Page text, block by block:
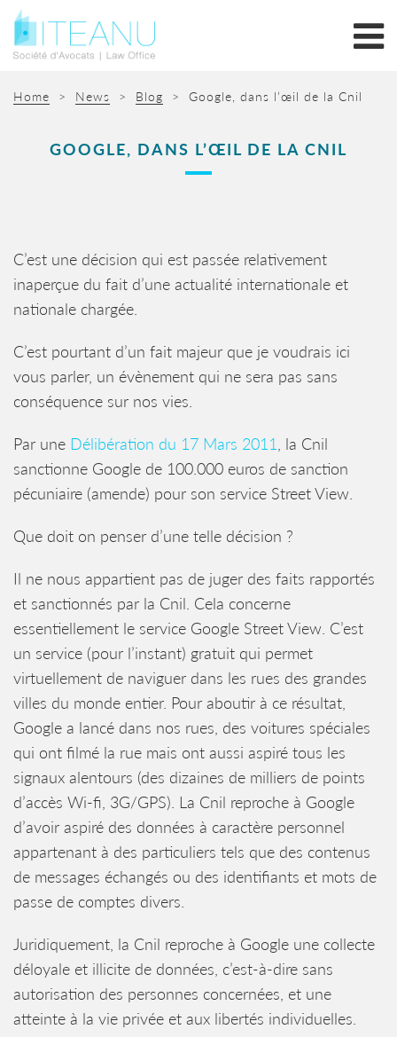
Home > News > Blog > Google, dans l’œil de la Cnil
GOOGLE, DANS L’ŒIL DE LA CNIL
C’est une décision qui est passée relativement
inaperçue du fait d’une actualité internationale et
nationale chargée.
C’est pourtant d’un fait majeur que je voudrais ici
vous parler, un évènement qui ne sera pas sans
conséquence sur nos vies.
Par une Délibération du 17 Mars 2011 , la Cnil
sanctionne Google de 100.000 euros de sanction
pécuniaire (amende) pour son service Street View.
Que doit on penser d’une telle décision ?
Il ne nous appartient pas de juger des faits rapportés
et sanctionnés par la Cnil. Cela concerne
essentiellement le service Google Street View. C’est
un service (pour l’instant) gratuit qui permet
virtuellement de naviguer dans les rues des grandes
villes du monde entier. Pour aboutir à ce résultat,
Google a lancé dans nos rues, des voitures spéciales
qui ont filmé la rue mais ont aussi aspiré tous les
signaux alentours (des dizaines de milliers de points
d’accès Wi-fi, 3G/GPS). La Cnil reproche à Google
d’avoir aspiré des données à caractère personnel
appartenant à des particuliers tels que des contenus
de messages échangés ou des identifiants et mots de
passe de comptes divers.
Juridiquement, la Cnil reproche à Google une collecte
déloyale et illicite de données, c’est-à-dire sans
autorisation des personnes concernées, et une
atteinte à la vie privée et aux libertés individuelles.